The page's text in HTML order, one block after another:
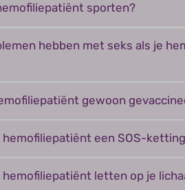
sporten?
hebben met seks als je
gewoon
hemofiliepatiënt een SOS-
hemofiliepatiënt letten op je